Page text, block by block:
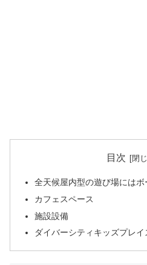
目次
全天候屋内型の遊び場には
カフェスペース
施設設備
ダイバーシティキッズプレ